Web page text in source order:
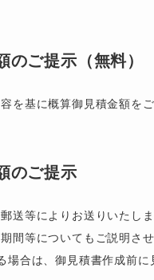
ご提示（無料）
を基に概算御見積金額をご
のご提示
送等によりお送りいたしま
間等についてもご説明さ
場合は、御見積書作成前